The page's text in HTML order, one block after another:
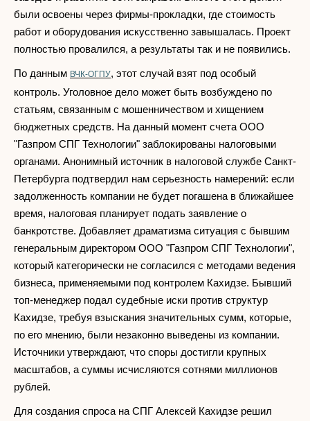
были освоены через фирмы-прокладки, где стоимость
работ и оборудования искусственно завышалась. Проект
полностью провалился, а результаты так и не появились.
По данным ВЧК-ОГПУ, этот случай взят под особый
контроль. Уголовное дело может быть возбуждено по
статьям, связанным с мошенничеством и хищением
бюджетных средств. На данный момент счета ООО
"Газпром СПГ Технологии" заблокированы налоговыми
органами. Анонимный источник в налоговой службе Санкт-
Петербурга подтвердил нам серьезность намерений: если
задолженность компании не будет погашена в ближайшее
время, налоговая планирует подать заявление о
банкротстве. Добавляет драматизма ситуация с бывшим
генеральным директором ООО "Газпром СПГ Технологии",
который категорически не согласился с методами ведения
бизнеса, применяемыми под контролем Кахидзе. Бывший
топ-менеджер подал судебные иски против структур
Кахидзе, требуя взыскания значительных сумм, которые,
по его мнению, были незаконно выведены из компании.
Источники утверждают, что споры достигли крупных
масштабов, а суммы исчисляются сотнями миллионов
рублей.
Для создания спроса на СПГ Алексей Кахидзе решил